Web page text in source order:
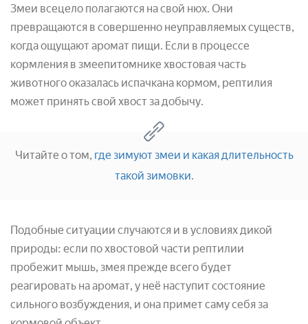
Змеи всецело полагаются на свой нюх. Они
превращаются в совершенно неуправляемых существ,
когда ощущают аромат пищи. Если в процессе
кормления в змеепитомнике хвостовая часть
животного оказалась испачкана кормом, рептилия
может принять свой хвост за добычу.
Читайте о том, где зимуют змеи и какая длительность
такой зимовки.
Подобные ситуации случаются и в условиях дикой
природы: если по хвостовой части рептилии
пробежит мышь, змея прежде всего будет
реагировать на аромат, у неё наступит состояние
сильного возбуждения, и она примет саму себя за